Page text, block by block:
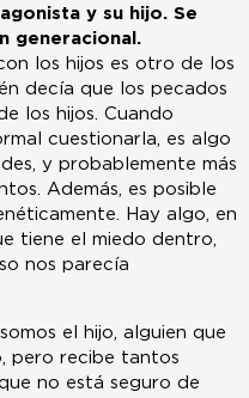
y su hijo. Se
generacional.
los hijos es otro de los
decía que los pecados
los hijos. Cuando
cuestionarla, es algo
y probablemente más
Además, es posible
Hay algo, en
tiene el miedo dentro,
nos parecía
el hijo, alguien que
pero recibe tantos
no está seguro de